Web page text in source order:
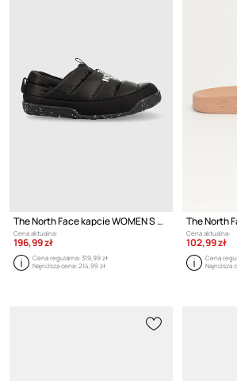
The North Face kapcie WOMEN S NUPTSE MULE
Cena aktualna:
196,99 zł
Cena regularna:319,99 zł
Najniższa cena:214,99 zł
Cena aktualna:
102,99 zł
Cena
Najniższa